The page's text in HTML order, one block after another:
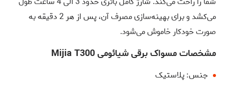
می‌کشد و برای بهینه‌سازی مصرف آن، پس از هر 2 دقیقه به
صورت خودکار خاموش می‌شود.
مشخصات مسواک برقی شیائومی Mijia T300
جنس: پلاستیک